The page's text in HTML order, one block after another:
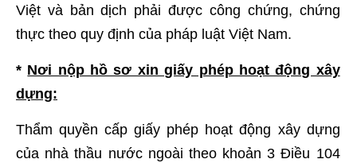
Việt và bản dịch phải được công chứng, chứng
thực theo quy định của pháp luật Việt Nam.
* Nơi nộp hồ sơ xin giấy phép hoạt động xây
dựng:
Thẩm quyền cấp giấy phép hoạt động xây dựng
của nhà thầu nước ngoài theo khoản 3 Điều 104